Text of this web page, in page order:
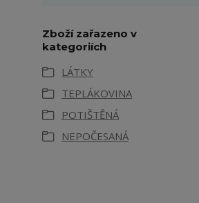
Zboží zařazeno v
kategoriích
LÁTKY
TEPLÁKOVINA
POTIŠTĚNÁ
NEPOČESANÁ